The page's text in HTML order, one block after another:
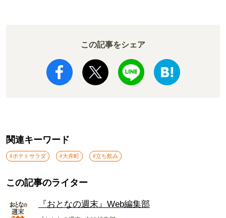
この記事をシェア
関連キーワード
#ポテトサラダ #大井町 #立ち飲み
この記事のライター
『おとなの週末』Web編集部